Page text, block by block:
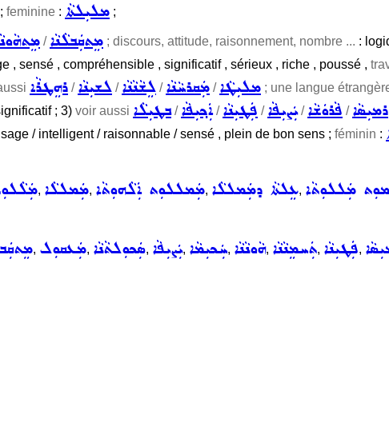
feminine : ܡܠܝܼܠܬܵܐ ;
/ܡܸܬܩܲܒܠܵܢܵܐ ; discours, attitude, raisonnement, nombre ... :
, sensé , compréhensible , significatif , sérieux , riche , poussé ,
ܪܗܸܛܪܵܐ /ܠܫܝܼܢܵܐ /ܠܸܫܵܢܵܢܵܐ /ܡܲܩܪܚܵܢܵܐ /ܡܠܝܼܛܵܐ ; une langue
; 3) voir aussi ܒܛܝܼܠܵܐ/ܐܲܟ݂ܝܼܦܵܐ/ܦܲܛܝܼܢܵܐ /ܝܲܨܝܼܦܵܐ/ܦܵܪܘܿܫܵܐ /ܪܡܝܼܣܵܐ
/ intelligent / raisonnable / sensé , plein de bon sens ; féminin :
, ܡܲܡܠܠܵܐ, ܡܲܡܠܠܘܼܬ ܐܲܠܵܗܘܼܬܵܐ, ܥܸܠܬܵܐ ܕܡܲܡܠܠܵܐ, ܡܲܠܠܘܼܬܵܐ
, ܡܲܥܩܘܼܠ, ܣܲܟܘܼܠܬܵܢܵܐ, ܝܲܨܝܼܦܵܐ, ܚܲܟܝܼܡܵܐ, ܗܵܘܢܵܢܵܐ, ܬܲܚܡܸܢܵܢܵܐ, ܦܲܛܝܼܢܵܐ,